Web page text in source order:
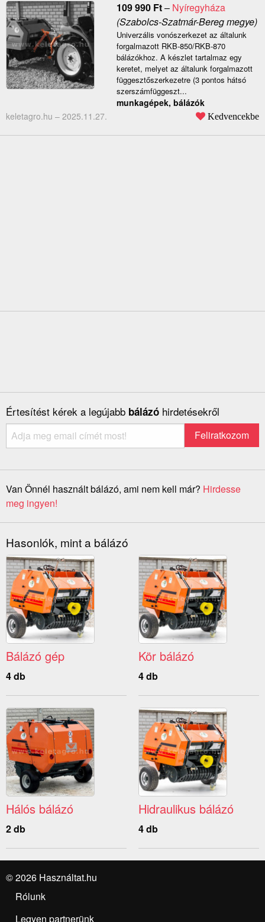
109 990 Ft– Nyíregyháza
(Szabolcs-Szatmár-Bereg megye)
Univerzális vonószerkezet az általunk
forgalmazott RKB-850/RKB-870
bálázókhoz. A készlet tartalmaz egy
keretet, melyet az általunk forgalmazott
függesztőszerkezetre (3 pontos hátsó
szerszámfüggeszt...
munkagépek, bálázók
keletagro.hu – 2025.11.27. Kedvencekbe
Értesítést kérek a legújabb bálázó hirdetésekről
Van Önnél használt bálázó, ami nem kell már? Hirdesse
meg ingyen!
Hasonlók, mint a bálázó
Bálázó gép
4 db
Kör bálázó
4 db
Hálós bálázó
2 db
Hidraulikus bálázó
4 db
© 2026 Használtat.hu
Rólunk
Legyen partnerünk